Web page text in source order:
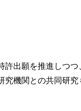
許出願を推進しつ
究機関との共同研